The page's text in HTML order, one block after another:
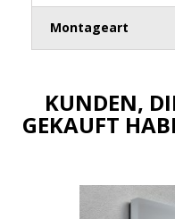
Montageart
KUNDEN,
GEKAUFT